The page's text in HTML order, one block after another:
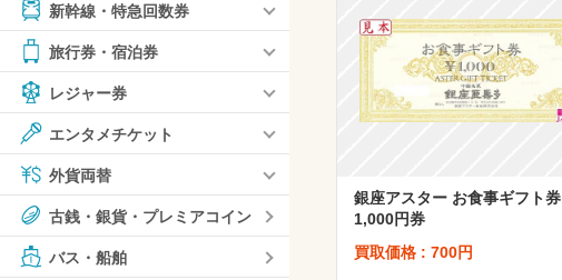
新幹線・特急回数券
旅行券・宿泊券
レジャー券
エンタメチケット
外貨両替
古銭・銀貨・プレミアコイン
バス・船舶
銀座アスター お食事ギフト券
1,000円券
買取価格 : 700円